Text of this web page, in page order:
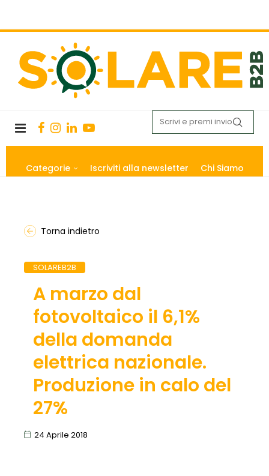
Categorie Iscriviti alla newsletter Chi Siamo
Torna indietro
SOLAREB2B
A marzo dal
fotovoltaico il 6,1%
della domanda
elettrica nazionale.
Produzione in calo del
27%
24 Aprile 2018